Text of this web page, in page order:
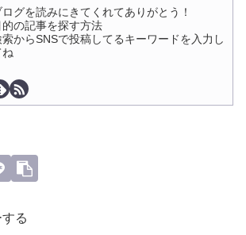
ログを読みにきてくれてありがとう！
的の記事を探す方法
索からSNSで投稿してるキーワードを入力し
ね
る